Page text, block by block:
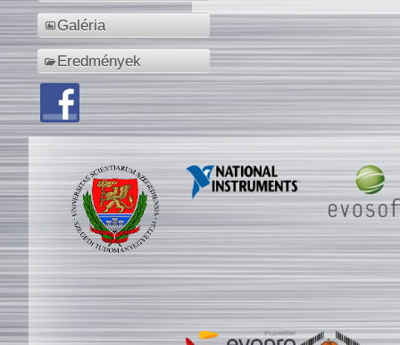
Galéria
Eredmények